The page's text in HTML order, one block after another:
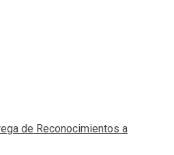
de Reconocimientos a